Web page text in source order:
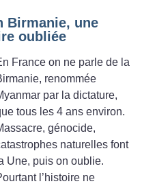
Birmanie, une
oubliée
France on ne parle de la
renommée
par la dictature,
tous les 4 ans environ.
génocide,
naturelles font
Une, puis on oublie.
l’histoire ne